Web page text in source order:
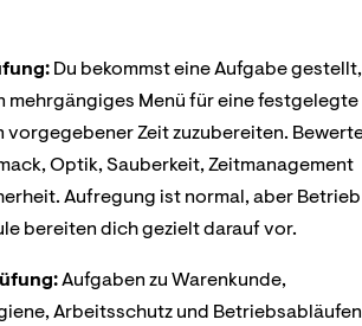
Du bekommst eine Aufgabe gestellt,
mehrgängiges Menü für eine festgelegte
vorgegebener Zeit zuzubereiten.
Optik, Sauberkeit, Zeitmanagement
Aufregung ist normal, aber Betrieb
bereiten dich gezielt darauf vor.
Aufgaben zu Warenkunde,
Arbeitsschutz und